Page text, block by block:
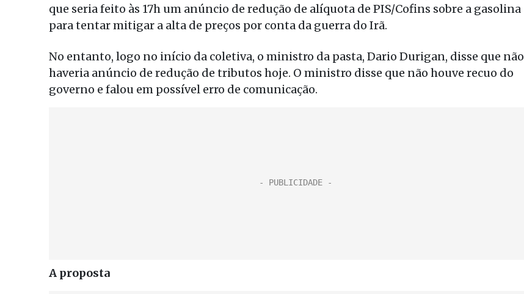
que seria feito às 17h um anúncio de redução de alíquota de PIS/Cofins sobre a gasolina
para tentar mitigar a alta de preços por conta da guerra do Irã.
No entanto, logo no início da coletiva, o ministro da pasta, Dario Durigan, disse que não
haveria anúncio de redução de tributos hoje. O ministro disse que não houve recuo do
governo e falou em possível erro de comunicação.
A proposta